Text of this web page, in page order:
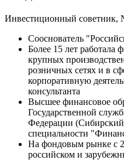
Инвестиционный советник,
Сооснователь
Более 15 лет работала
крупных
розничных сетях и в
корпоративную
консультанта
Высшее финансовое
Государственной
Федерации
специальности
На фондовым рынке с
российском и